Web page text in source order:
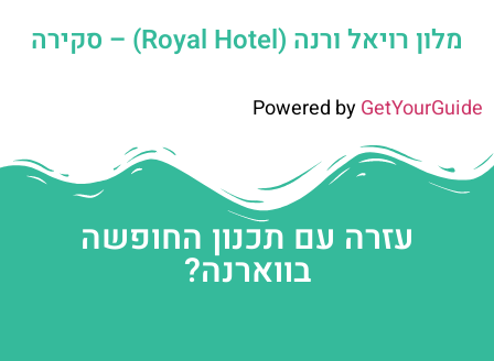
מלון רויאל ורנה (Royal Hotel) – סקירה
Powered byGetYourGuide
עזרה עם תכנון החופשה
בווארנה?